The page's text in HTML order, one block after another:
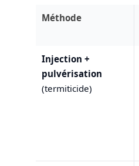
Méthode
Injection +
pulvérisation
(termiticide)